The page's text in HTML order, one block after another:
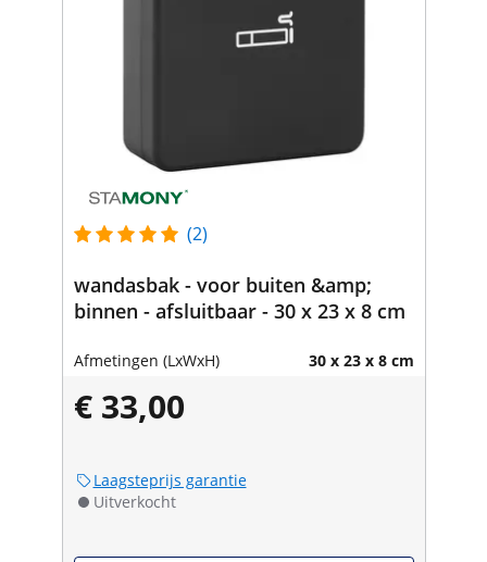
(2)
wandasbak - voor buiten &amp;
binnen - afsluitbaar - 30 x 23 x 8 cm
Afmetingen (LxWxH) 30 x 23 x 8 cm
€ 33,00
Laagsteprijs garantie
Uitverkocht